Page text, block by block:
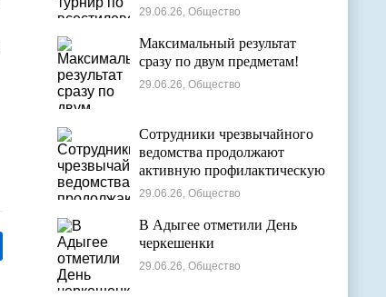
29.06.26, Общество
Максимальный результат
сразу по двум предметам!
29.06.26, Общество
Сотрудники чрезвычайного
ведомства продолжают
активную профилактическую
деятельность в детских
29.06.26, Общество
В Адыгее отметили День
черкешенки
29.06.26, Общество